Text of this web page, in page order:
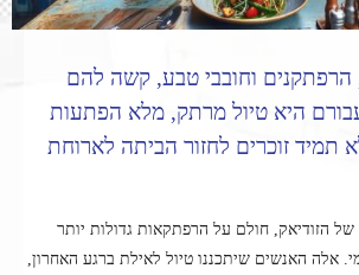
הרפתקנים וחובבי טבע, קשה להם
היא טיול מרתק, מלא הפתעות
תמיד זוכרים לחזור הביתה לארוחת
הזודיאק, חולם על הרפתקאות גדולות יותר
אלה האנשים שיתכננו טיול לאילת ברגע האחרון,